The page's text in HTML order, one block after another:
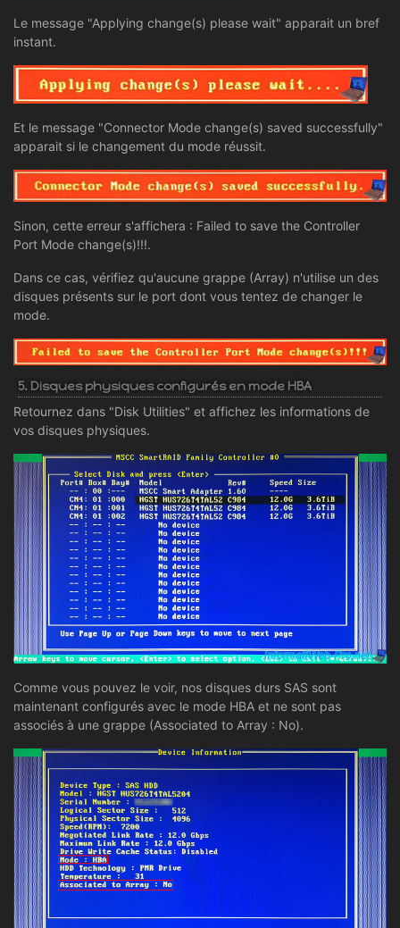
Le message "Applying change(s) please wait" apparait un bref
instant.
Et le message "Connector Mode change(s) saved successfully"
apparait si le changement du mode réussit.
Sinon, cette erreur s'affichera : Failed to save the Controller
Port Mode change(s)!!!.
Dans ce cas, vérifiez qu'aucune grappe (Array) n'utilise un des
disques présents sur le port dont vous tentez de changer le
mode.
5. Disques physiques configurés en mode HBA
Retournez dans "Disk Utilities" et affichez les informations de
vos disques physiques.
Comme vous pouvez le voir, nos disques durs SAS sont
maintenant configurés avec le mode HBA et ne sont pas
associés à une grappe (Associated to Array : No).